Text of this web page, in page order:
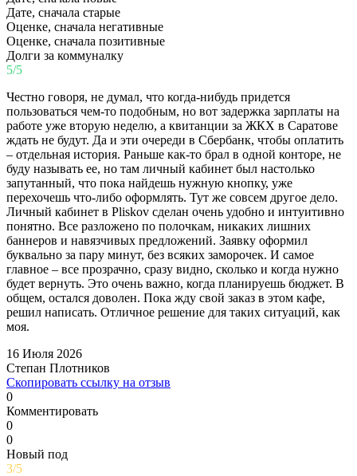
Дате, сначала старые
Оценке, сначала негативные
Оценке, сначала позитивные
Долги за коммуналку
5/5
Честно говоря, не думал, что когда-нибудь придется
пользоваться чем-то подобным, но вот задержка зарплаты на
работе уже вторую неделю, а квитанции за ЖКХ в Саратове
ждать не будут. Да и эти очереди в Сбербанк, чтобы оплатить
– отдельная история. Раньше как-то брал в одной конторе, не
буду называть ее, но там личный кабинет был настолько
запутанный, что пока найдешь нужную кнопку, уже
перехочешь что-либо оформлять. Тут же совсем другое дело.
Личный кабинет в Pliskov сделан очень удобно и интуитивно
понятно. Все разложено по полочкам, никаких лишних
баннеров и навязчивых предложений. Заявку оформил
буквально за пару минут, без всяких заморочек. И самое
главное – все прозрачно, сразу видно, сколько и когда нужно
будет вернуть. Это очень важно, когда планируешь бюджет. В
общем, остался доволен. Пока жду свой заказ в этом кафе,
решил написать. Отличное решение для таких ситуаций, как
моя.
16 Июля 2026
Степан Плотников
Скопировать ссылку на отзыв
0
Комментировать
0
0
Новый под
3/5